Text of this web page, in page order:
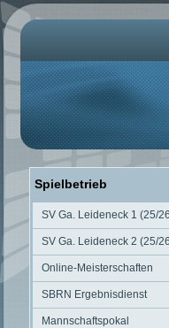
Spielbetrieb
SV Ga. Leideneck 1 (25/
SV Ga. Leideneck 2 (25/
Online-Meisterschaften
SBRN Ergebnisdienst
Mannschaftspokal